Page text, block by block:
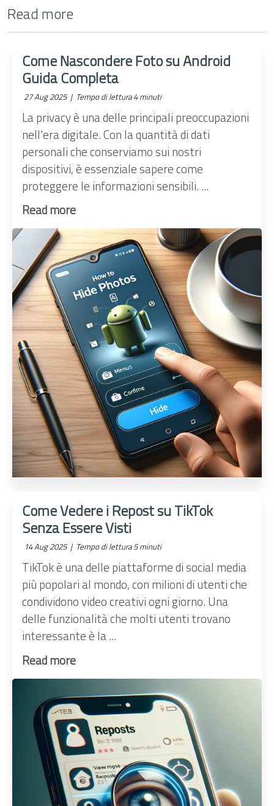
Read more
Come Nascondere Foto su Android
Guida Completa
27 Aug 2025 | Tempo di lettura 4 minuti
La privacy è una delle principali preoccupazioni
nell'era digitale. Con la quantità di dati
personali che conserviamo sui nostri
dispositivi, è essenziale sapere come
proteggere le informazioni sensibili. ...
Read more
Come Vedere i Repost su TikTok
Senza Essere Visti
14 Aug 2025 | Tempo di lettura 5 minuti
TikTok è una delle piattaforme di social media
più popolari al mondo, con milioni di utenti che
condividono video creativi ogni giorno. Una
delle funzionalità che molti utenti trovano
interessante è la ...
Read more